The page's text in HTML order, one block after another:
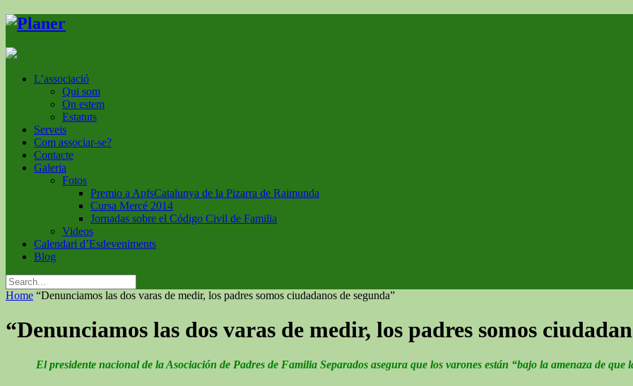
L’associació
Qui som
On estem
Estatuts
Serveis
Com associar-se?
Contacte
Galeria
Fotos
Premio a ApfsCatalunya de la Pizarra de Raimunda
Cursa Mercé 2014
Jornadas sobre el Código Civil de Familia
Videos
Calendari d’Esdeveniments
Blog
Home “Denunciamos las dos varas de medir, los padres somos ciudadanos de segunda”
“Denunciamos las dos varas de medir, los padres somos
El presidente nacional de la Asociación de Padres de Familia Separados asegura que los varones están “bajo la amenaza de